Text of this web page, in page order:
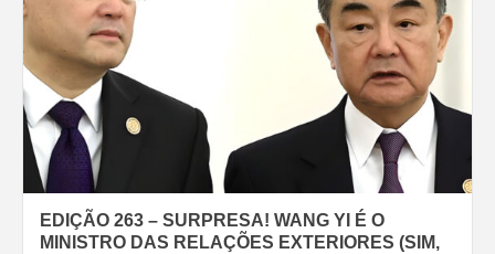
EDIÇÃO 263 – SURPRESA! WANG YI É O
MINISTRO DAS RELAÇÕES EXTERIORES (SIM,